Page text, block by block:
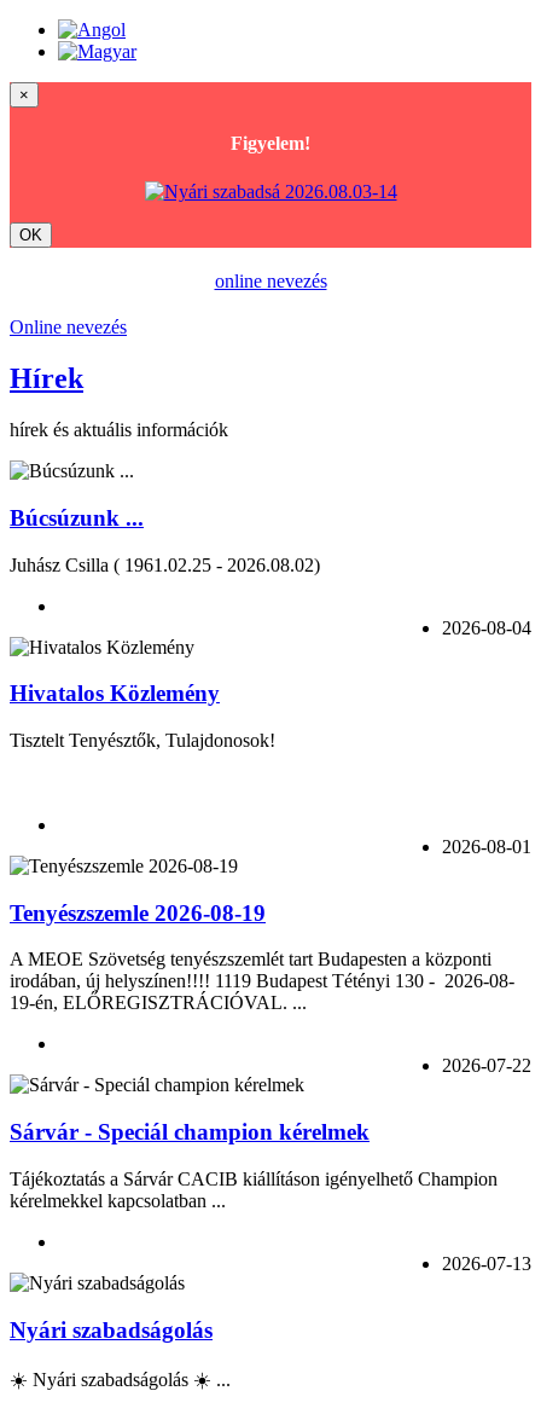
×
Figyelem!
OK
online nevezés
Online nevezés
Hírek
hírek és aktuális információk
Búcsúzunk ...
Juhász Csilla ( 1961.02.25 - 2026.08.02)
2026-08-04
Hivatalos Közlemény
Tisztelt Tenyésztők, Tulajdonosok!
2026-08-01
Tenyészszemle 2026-08-19
A MEOE Szövetség tenyészszemlét tart Budapesten a központi
irodában, új helyszínen!!!! 1119 Budapest Tétényi 130 - 2026-08-
19-én, ELŐREGISZTRÁCIÓVAL. ...
2026-07-22
Sárvár - Speciál champion kérelmek
Tájékoztatás a Sárvár CACIB kiállításon igényelhető Champion
kérelmekkel kapcsolatban ...
2026-07-13
Nyári szabadságolás
☀️ Nyári szabadságolás ☀️ ...